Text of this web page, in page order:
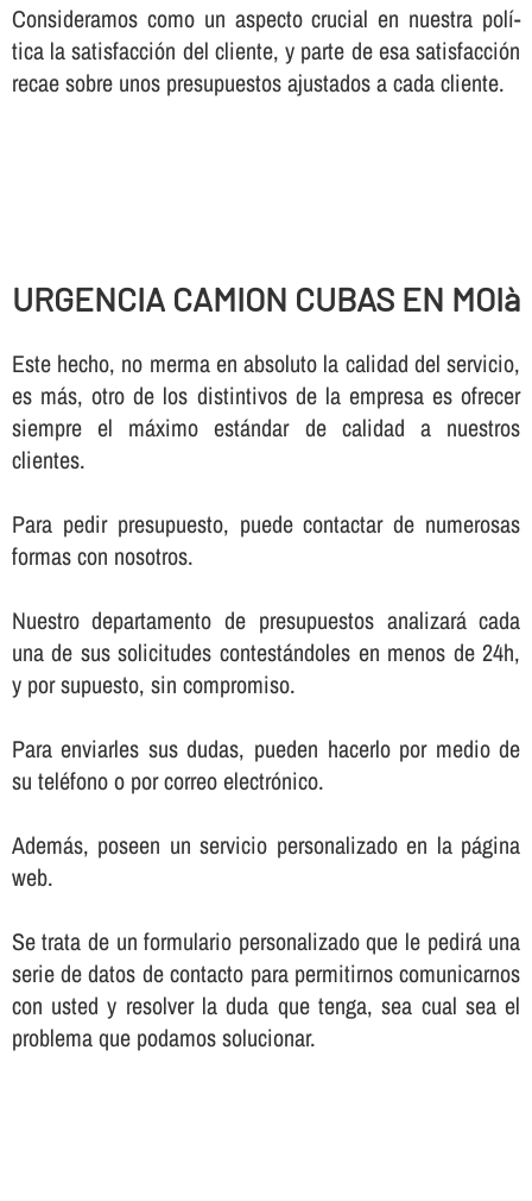
Consideramos como un aspecto crucial en nuestra polí­
tica la satisfacción del cliente, y parte de esa satisfacción
recae sobre unos presupuestos ajustados a cada cliente.
URGENCIA CAMION CUBAS EN MOIà
Este hecho, no merma en absoluto la calidad del servicio,
es más, otro de los distintivos de la empresa es ofrecer
siempre el máximo estándar de calidad a nuestros
clientes.
Para pedir presupuesto, puede contactar de numerosas
formas con nosotros.
Nuestro departamento de presupuestos analizará cada
una de sus solicitudes contestándoles en menos de 24h,
y por supuesto, sin compromiso.
Para enviarles sus dudas, pueden hacerlo por medio de
su teléfono o por correo electrónico.
Además, poseen un servicio personalizado en la página
web.
Se trata de un formulario personalizado que le pedirá una
serie de datos de contacto para permitirnos comunicarnos
con usted y resolver la duda que tenga, sea cual sea el
problema que podamos solucionar.